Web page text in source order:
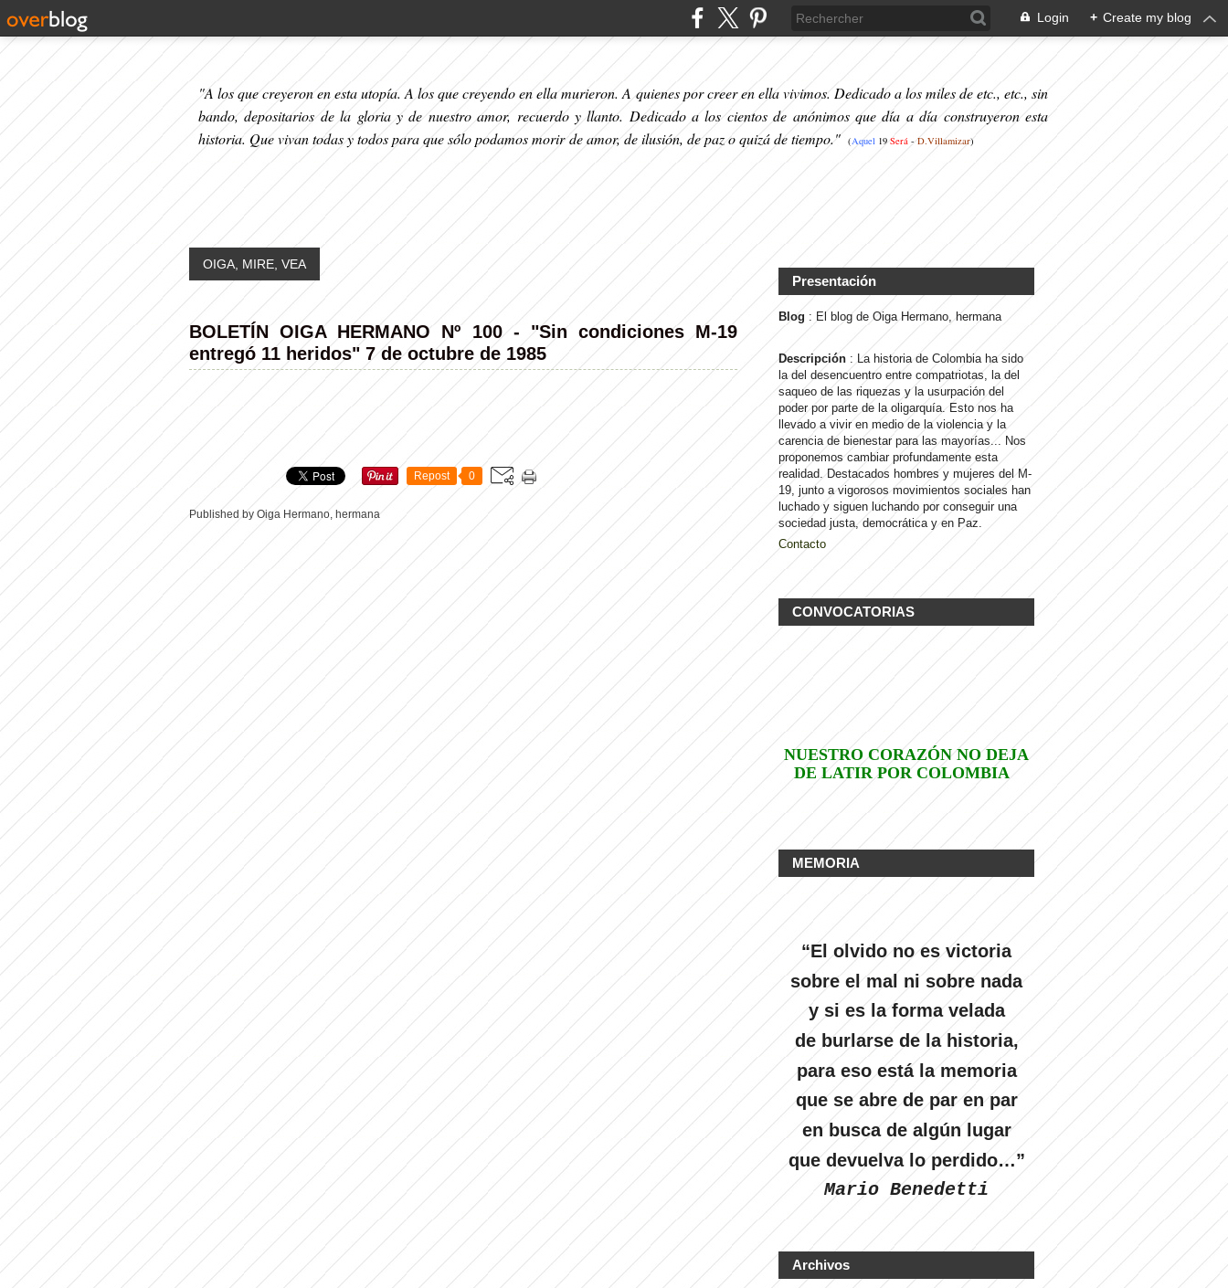
Login + Create my blog
"A los que creyeron en esta utopía. A los que creyendo en ella murieron. A quienes por creer en ella vivimos. Dedicado a los miles de etc., etc., sin
bando, depositarios de la gloria y de nuestro amor, recuerdo y llanto. Dedicado a los cientos de anónimos que día a día construyeron esta
historia. Que vivan todas y todos para que sólo podamos morir de amor, de ilusión, de paz o quizá de tiempo." (Aquel 19 Será - D.Villamizar)
OIGA, MIRE, VEA
BOLETÍN OIGA HERMANO Nº 100 - "Sin condiciones M-19
entregó 11 heridos" 7 de octubre de 1985
Repost 0
Published by Oiga Hermano, hermana
Presentación
Blog : El blog de Oiga Hermano, hermana
Descripción : La historia de Colombia ha sido
la del desencuentro entre compatriotas, la del
saqueo de las riquezas y la usurpación del
poder por parte de la oligarquía. Esto nos ha
llevado a vivir en medio de la violencia y la
carencia de bienestar para las mayorías... Nos
proponemos cambiar profundamente esta
realidad. Destacados hombres y mujeres del M-
19, junto a vigorosos movimientos sociales han
luchado y siguen luchando por conseguir una
sociedad justa, democrática y en Paz.
Contacto
CONVOCATORIAS
NUESTRO CORAZÓN NO DEJA
DE LATIR POR COLOMBIA
MEMORIA
“El olvido no es victoria
sobre el mal ni sobre nada
y si es la forma velada
de burlarse de la historia,
para eso está la memoria
que se abre de par en par
en busca de algún lugar
que devuelva lo perdido…”
Mario Benedetti
Archivos